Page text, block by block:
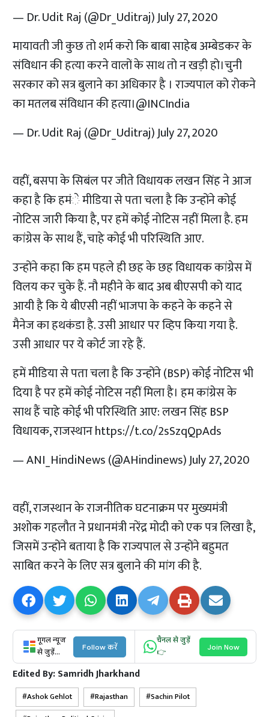
— Dr. Udit Raj (@Dr_Uditraj)July 27, 2020
मायावती जी कुछ तो शर्म करो कि बाबा साहेब अम्बेडकर के
संविधान की हत्या करने वालों के साथ तो न खड़ी हो।चुनी
सरकार को सत्र बुलाने का अधिकार है । राज्यपाल को रोकने
का मतलब संविधान की हत्या।@INCIndia
— Dr. Udit Raj (@Dr_Uditraj)July 27, 2020
वहीं, बसपा के सिबंल पर जीते विधायक लखन सिंह ने आज
कहा है कि हमंे मीडिया से पता चला है कि उन्होंने कोई
नोटिस जारी किया है, पर हमें कोई नोटिस नहीं मिला है. हम
कांग्रेस के साथ हैं, चाहे कोई भी परिस्थिति आए.
उन्होंने कहा कि हम पहले ही छह के छह विधायक कांग्रेस में
विलय कर चुके हैं. नौ महीने के बाद अब बीएसपी को याद
आयी है कि ये बीएसी नहीं भाजपा के कहने के कहने से
मैनेज का हथकंडा है. उसी आधार पर व्हिप किया गया है.
उसी आधार पर ये कोर्ट जा रहे हैं.
हमें मीडिया से पता चला है कि उन्होंने (BSP) कोई नोटिस भी
दिया है पर हमें कोई नोटिस नहीं मिला है। हम कांग्रेस के
साथ हैं चाहे कोई भी परिस्थिति आए: लखन सिंह BSP
विधायक, राजस्थानhttps://t.co/2sSzqQpAds
— ANI_HindiNews (@AHindinews)July 27, 2020
वहीं, राजस्थान के राजनीतिक घटनाक्रम पर मुख्यमंत्री
अशोक गहलौत ने प्रधानमंत्री नरेंद्र मोदी को एक पत्र लिखा है,
जिसमें उन्होंने बताया है कि राज्यपाल से उन्होंने बहुमत
साबित करने के लिए सत्र बुलाने की मांग की है.
गूगल न्यूज
से जुड़ें...
Follow करें
चैनल से जुड़ें
👉
Join Now
Edited By:Samridh Jharkhand
Ashok Gehlot Rajasthan
Sachin Pilot